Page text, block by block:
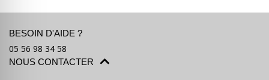
BESOIN D'AIDE ?
05 56 98 34 58
NOUS CONTACTER